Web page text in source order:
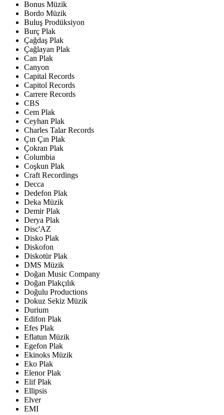
Bonus Müzik
Bordo Müzik
Buluş Prodüksiyon
Burç Plak
Çağdaş Plak
Çağlayan Plak
Can Plak
Canyon
Capital Records
Capitol Records
Carrere Records
CBS
Cem Plak
Ceyhan Plak
Charles Talar Records
Çın Çın Plak
Çokran Plak
Columbia
Coşkun Plak
Craft Recordings
Decca
Dedefon Plak
Deka Müzik
Demir Plak
Derya Plak
Disc'AZ
Disko Plak
Diskofon
Diskotür Plak
DMS Müzik
Doğan Music Company
Doğan Plakçılık
Doğulu Productions
Dokuz Sekiz Müzik
Durium
Edifon Plak
Efes Plak
Eflatun Müzik
Egefon Plak
Ekinoks Müzik
Eko Plak
Elenor Plak
Elif Plak
Ellipsis
Elver
EMI